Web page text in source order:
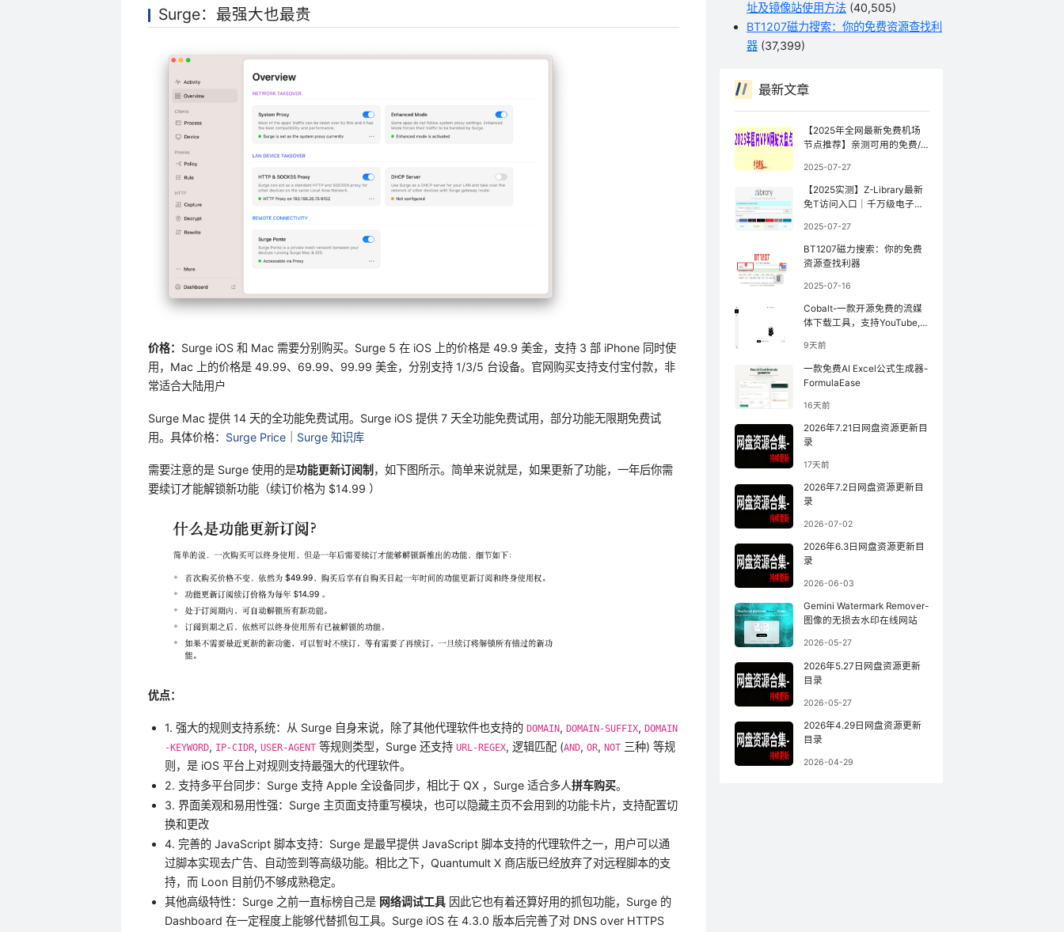
Surge：最强大也最贵
价格： Surge iOS 和 Mac 需要分别购买。Surge 5 在 iOS 上的价格是 49.9 美金，支持 3 部 iPhone 同时使
用，Mac 上的价格是 49.99、69.99、99.99 美金，分别支持 1/3/5 台设备。官网购买支持支付宝付款，非
常适合大陆用户
Surge Mac 提供 14 天的全功能免费试用。Surge iOS 提供 7 天全功能免费试用，部分功能无限期免费试
用。具体价格： Surge Price｜ Surge 知识库
需要注意的是 Surge 使用的是功能更新订阅制 ，如下图所示。简单来说就是，如果更新了功能，一年后你需
要续订才能解锁新功能（续订价格为 $14.99 ）
优点：
1. 强大的规则支持系统：从 Surge 自身来说，除了其他代理软件也支持的DOMAIN,DOMAIN-SUFFIX,DOMAIN
-KEYWORD, IP-CIDR,USER-AGENT 等规则类型，Surge 还支持URL-REGEX, 逻辑匹配 (AND,OR,NOT 三种) 等规
则，是 iOS 平台上对规则支持最强大的代理软件。
2. 支持多平台同步：Surge 支持 Apple 全设备同步，相比于 QX ，Surge 适合多人拼车购买。
3. 界面美观和易用性强：Surge 主页面支持重写模块，也可以隐藏主页不会用到的功能卡片，支持配置切
换和更改
4. 完善的 JavaScript 脚本支持：Surge 是最早提供 JavaScript 脚本支持的代理软件之一，用户可以通
过脚本实现去广告、自动签到等高级功能。相比之下，Quantumult X 商店版已经放弃了对远程脚本的支
持，而 Loon 目前仍不够成熟稳定。
其他高级特性：Surge 之前一直标榜自己是 网络调试工具 因此它也有着还算好用的抓包功能，Surge 的
Dashboard 在一定程度上能够代替抓包工具。Surge iOS 在 4.3.0 版本后完善了对 DNS over HTTPS
址及镜像站使用方法 (40,505)
BT1207磁力搜索：你的免费资源查找利
器 (37,399)
最新文章
【2025年全网最新免费机场
节点推荐】亲测可用的免费/
2025-07-27
【2025实测】Z-Library最新
免T访问入口｜千万级电子书
更新最快】
2025-07-27
BT1207磁力搜索：你的免费
资源查找利器
2025-07-16
Cobalt-一款开源免费的流媒
体下载工具，支持YouTube,
9天前
一款免费AI Excel公式生成器-
FormulaEase
16天前
2026年7.21日网盘资源更新目
录
17天前
2026年7.2日网盘资源更新目
录
2026-07-02
2026年6.3日网盘资源更新目
录
2026-06-03
Gemini Watermark Remover-
图像的无损去水印在线网站
2026-05-27
2026年5.27日网盘资源更新
目录
2026-05-27
2026年4.29日网盘资源更新
目录
2026-04-29